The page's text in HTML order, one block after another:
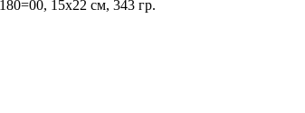
15х22 см, 343 гр.